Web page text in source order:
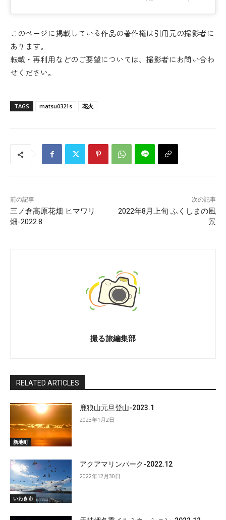
このページに掲載している作品の著作権は引用元の撮影者に
あります。
転載・再利用などのご要望については、撮影者にお問い合わ
せください。
TAGS matsu0321s 花火
前の記事
三ノ倉高原花畑 ヒマワリ
畑-2022.8
次の記事
2022年8月上旬 ふくしまの風
景
撮る旅編集部
RELATED ARTICLES
新地町
鹿狼山元旦登山-2023.1
2023年1月2日
いわき市
アクアマリンパーク-2022.12
2022年12月30日